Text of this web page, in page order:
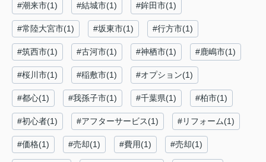
#潮来市(1) #結城市(1) #鉾田市(1)
#常陸大宮市(1) #坂東市(1) #行方市(1)
#筑西市(1) #古河市(1) #神栖市(1) #鹿嶋市(1)
#桜川市(1) #稲敷市(1) #オプション(1)
#都心(1) #我孫子市(1) #千葉県(1) #柏市(1)
#初心者(1) #アフターサービス(1) #リフォーム(1)
#価格(1) #売却(1) #費用(1) #売却(1)